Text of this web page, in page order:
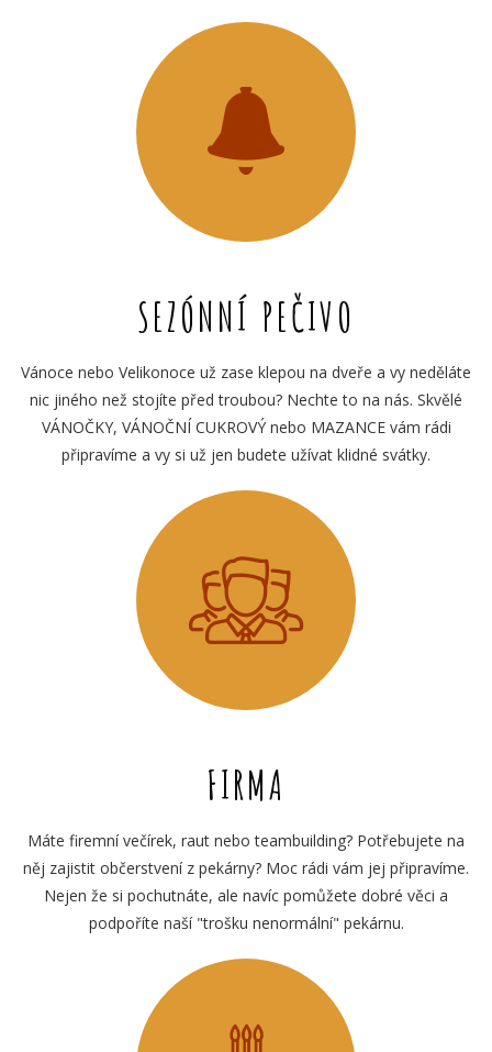
SEZÓNNÍ PEČIVO
Vánoce nebo Velikonoce už zase klepou na dveře a vy neděláte
nic jiného než stojíte před troubou? Nechte to na nás. Skvělé
VÁNOČKY, VÁNOČNÍ CUKROVÝ nebo MAZANCE vám rádi
připravíme a vy si už jen budete užívat klidné svátky.
FIRMA
Máte firemní večírek, raut nebo teambuilding? Potřebujete na
něj zajistit občerstvení z pekárny? Moc rádi vám jej připravíme.
Nejen že si pochutnáte, ale navíc pomůžete dobré věci a
podpoříte naší "trošku nenormální" pekárnu.